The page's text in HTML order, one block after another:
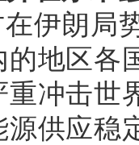
伊朗局
地区各
冲击世
源供应稳